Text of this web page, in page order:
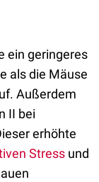
ein geringeres
als die Mäuse
Außerdem
II bei
erhöhte
Stress und